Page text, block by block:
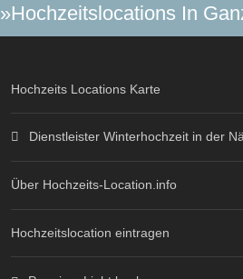
»Hochzeitslocations In
Hochzeits Locations Karte
Dienstleister Winterhochzeit in der
Über Hochzeits-Location.info
Hochzeitslocation eintragen